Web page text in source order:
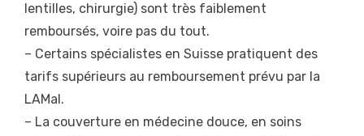
lentilles, chirurgie) sont très faiblement
remboursés, voire pas du tout.
– Certains spécialistes en Suisse pratiquent des
tarifs supérieurs au remboursement prévu par la
LAMal.
– La couverture en médecine douce, en soins